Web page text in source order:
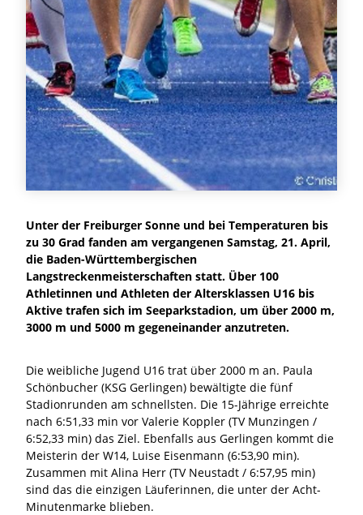
Unter der Freiburger Sonne und bei Temperaturen bis
zu 30 Grad fanden am vergangenen Samstag, 21. April,
die Baden-Württembergischen
Langstreckenmeisterschaften statt. Über 100
Athletinnen und Athleten der Altersklassen U16 bis
Aktive trafen sich im Seeparkstadion, um über 2000 m,
3000 m und 5000 m gegeneinander anzutreten.
Die weibliche Jugend U16 trat über 2000 m an. Paula
Schönbucher (KSG Gerlingen) bewältigte die fünf
Stadionrunden am schnellsten. Die 15-Jährige erreichte
nach 6:51,33 min vor Valerie Koppler (TV Munzingen /
6:52,33 min) das Ziel. Ebenfalls aus Gerlingen kommt die
Meisterin der W14, Luise Eisenmann (6:53,90 min).
Zusammen mit Alina Herr (TV Neustadt / 6:57,95 min)
sind das die einzigen Läuferinnen, die unter der Acht-
Minutenmarke blieben.